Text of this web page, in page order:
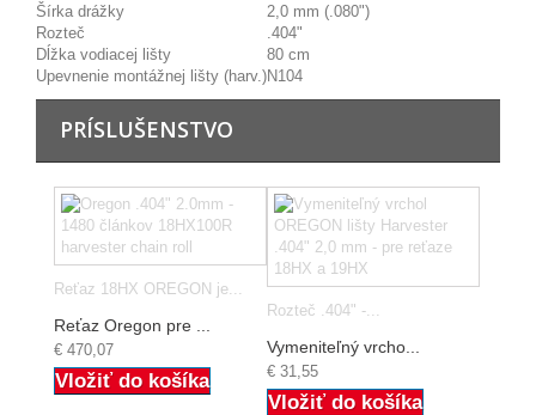
Šírka drážky
2,0 mm (.080")
Rozteč
.404"
Dĺžka vodiacej lišty
80 cm
Upevnenie montážnej lišty (harv.)N104
PRÍSLUŠENSTVO
Reťaz 18HX OREGON je...
Reťaz Oregon pre ...
€ 470,07
Vložiť do košíka
Rozteč .404" -...
Vymeniteľný vrcho...
€ 31,55
Vložiť do košíka